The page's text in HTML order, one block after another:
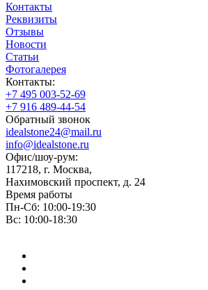
Контакты
Реквизиты
Отзывы
Новости
Статьи
Фотогалерея
Контакты:
+7 495 003-52-69
+7 916 489-44-54
Обратный звонок
idealstone24@mail.ru
info@idealstone.ru
Офис/шоу-рум:
117218, г. Москва,
Нахимовский проспект, д. 24
Время работы
Пн-Сб: 10:00-19:30
Вс: 10:00-18:30